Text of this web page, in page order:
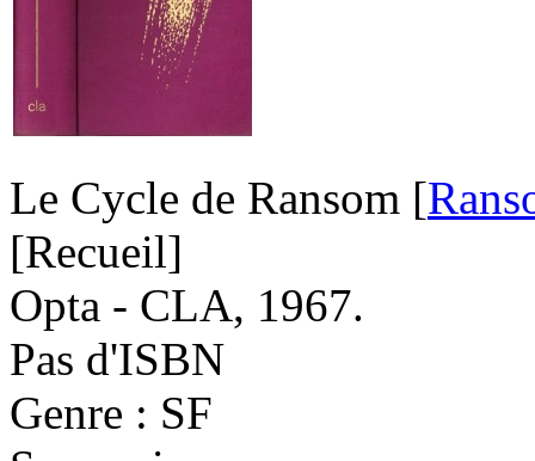
Le Cycle de Ransom [
[Recueil]
Opta - CLA, 1967.
Pas d'ISBN
Genre : SF